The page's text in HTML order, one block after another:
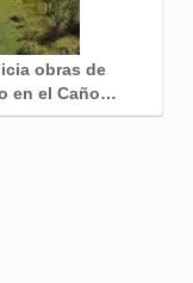
obras de
en el Caño…